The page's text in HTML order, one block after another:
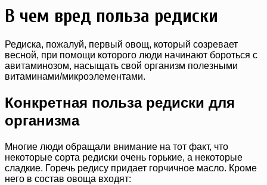
В чем вред польза редиски
Редиска, пожалуй, первый овощ, который созревает
весной, при помощи которого люди начинают бороться с
авитаминозом, насыщать свой организм полезными
витаминами/микроэлементами.
Конкретная польза редиски для
организма
Многие люди обращали внимание на тот факт, что
некоторые сорта редиски очень горькие, а некоторые
сладкие. Горечь редису придает горчичное масло. Кроме
него в состав овоща входят: